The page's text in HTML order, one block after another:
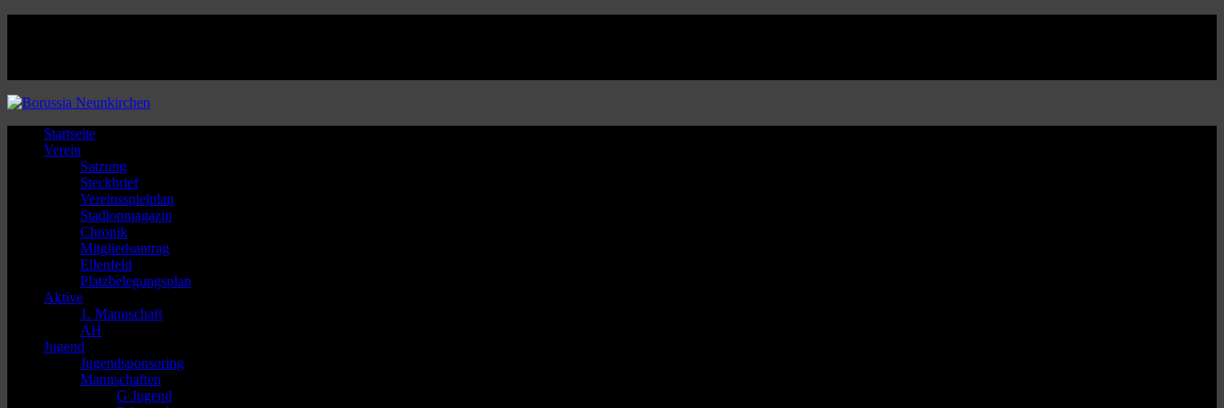
Startseite
Verein
Satzung
Steckbrief
Vereinsspielplan
Stadionmagazin
Chronik
Mitgliedsantrag
Ellenfeld
Platzbelegungsplan
Aktive
1. Mannschaft
AH
Jugend
Jugendsponsoring
Mannschaften
G Jugend